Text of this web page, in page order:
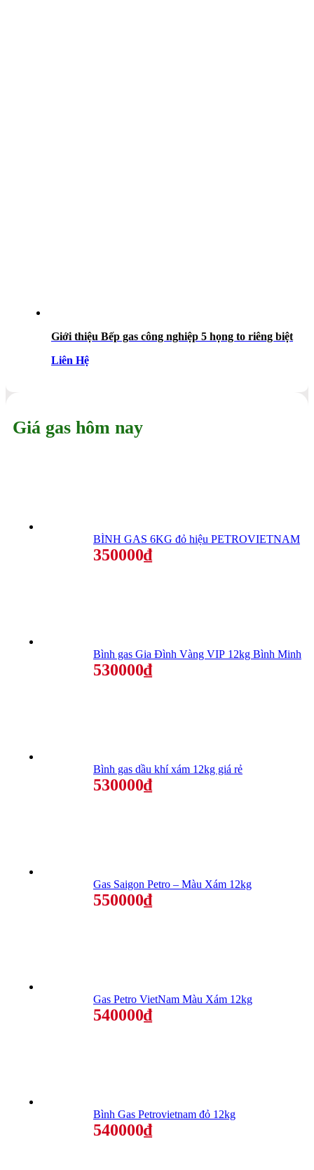
Giới thiệu Bếp gas công nghiệp 5 họng to riêng biệt
Liên Hệ
Giá gas hôm nay
BÌNH GAS 6KG đỏ hiệu PETROVIETNAM
350000₫
Bình gas Gia Đình Vàng VIP 12kg Bình Minh
530000₫
Bình gas dầu khí xám 12kg giá rẻ
530000₫
Gas Saigon Petro – Màu Xám 12kg
550000₫
Gas Petro VietNam Màu Xám 12kg
540000₫
Bình Gas Petrovietnam đỏ 12kg
540000₫